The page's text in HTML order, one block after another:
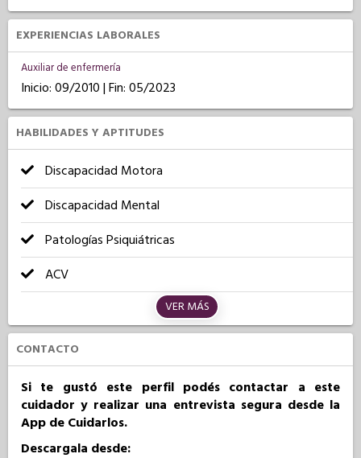
EXPERIENCIAS LABORALES
Auxiliar de enfermería
Inicio: 09/2010 | Fin: 05/2023
HABILIDADES Y APTITUDES
Discapacidad Motora
Discapacidad Mental
Patologías Psiquiátricas
ACV
VER MÁS
CONTACTO
Si te gustó este perfil podés contactar a este
cuidador y realizar una entrevista segura desde la
App de Cuidarlos.
Descargala desde: